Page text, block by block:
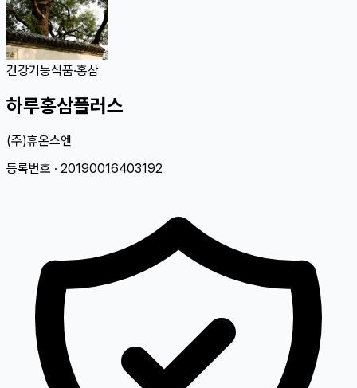
건강기능식품·홍삼
하루홍삼플러스
(주)휴온스엔
등록번호 · 20190016403192